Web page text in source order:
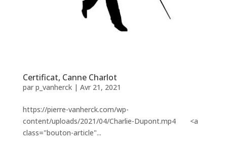
Certificat, Canne Charlot
par p_vanherck| Avr 21, 2021
https://pierre-vanherck.com/wp-
content/uploads/2021/04/Charlie-Dupont.mp4 <a
class="bouton-article"...